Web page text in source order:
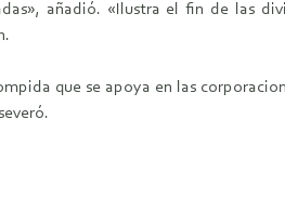
añadió. «Ilustra el fin de las
que se apoya en las